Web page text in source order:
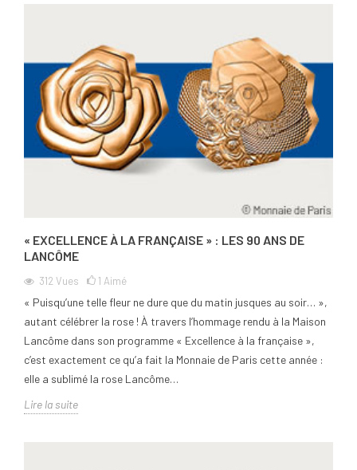
« EXCELLENCE À LA FRANÇAISE » : LES 90 ANS DE
LANCÔME
312Vues 1 Aimé
« Puisqu’une telle fleur ne dure que du matin jusques au soir… »,
autant célébrer la rose ! À travers l’hommage rendu à la Maison
Lancôme dans son programme « Excellence à la française »,
c’est exactement ce qu’a fait la Monnaie de Paris cette année :
elle a sublimé la rose Lancôme…
Lire la suite